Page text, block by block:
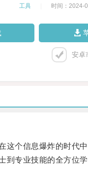
工具 时间：2024-
安卓
个信息爆炸的时代中
专业技能的全方位学